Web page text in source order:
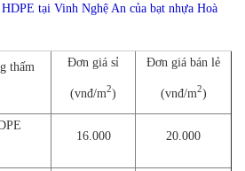
tại Vinh Nghệ An của bạt nhựa Hoà
thấm
Đơn giá sỉ
(vnđ/m2)
Đơn giá bán lẻ
(vnđ/m2)
16.000 20.000